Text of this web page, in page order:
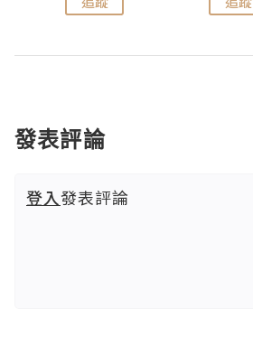
發表評論
登入發表評論